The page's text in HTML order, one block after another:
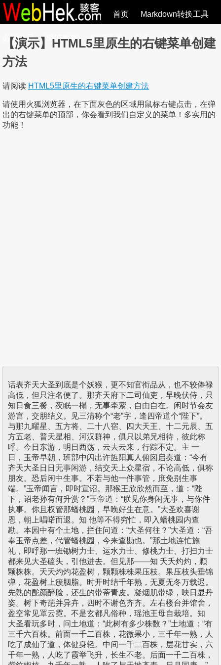
首页 Markdown转换工具
必观作品 SVG教程 SVG手册 关于 全部文章
【演示】HTML5里原生的右键菜单创建
方法
请阅读 HTML5里原生的右键菜单创建方法
请使用火狐浏览器，在下面灰色的区域用鼠标右键点击，在弹
出的右键菜单的顶部，你会看到我们自定义的菜单！多实用的
功能！
话表齐天大圣到底是个妖猴，更不知官衔品从，也不较俸禄
高低，但只注名便了。那齐天府下二司仙吏，早晚伏侍，只
知日食三餐，夜眠一榻，无事牵萦，自由自在。闲时节会友
游宫，交朋结义。见三清称个“老”字，逢四帝道个“陛下”。
与那九曜星、五方将、二十八宿、四大天王、十二元辰、五
方五老、普天星相、河汉群神，俱只以弟兄相待，彼此称
呼。今日东游，明日西荡，云去云来，行踪不定。主 一
日，玉帝早朝，班部中闪出许旌阳真人俯囟启奏道：“今有
齐天大圣日日无事闲游，结交天上众星宿，不论高低，俱称
朋友。恐后闲中生事。不若与他一件事管，庶免别生事
端。”玉帝闻言，即时宣诏。那猴王欣欣然而至，道：“陛
下，诏老孙有何升赏？”玉帝道：“朕见你身闲无事，与你件
执事。你且权管那蟠桃园，早晚好生在意。”大圣欢喜谢
恩，朝上唱喏而退。知 他等不得穷忙，即入蟠桃园内查
勘。本园中有个土地，拦住问道：“大圣何往？”大圣道：“吾
奉玉帝点差，代管蟠桃园，今来查勘也。”那土地连忙施
礼，即呼那一班锄树力士、运水力士、修桃力士、打扫力士
都来见大圣磕头，引他进去。但见那——知 夭夭灼灼，颗
颗株株。夭夭灼灼花盈树，颗颗株株果压枝。果压枝头垂锦
弹，花盈树上簇胭脂。时开时结千年熟，无夏无冬万载迟。
先熟的酡颜醉脸，还生的带蒂青皮。凝烟肌带绿，映日显丹
姿。树下奇葩并异卉，四时不谢色齐齐。左右楼台并馆舍，
盈空常见罩云霓。不是玄都凡俗种，瑶池王母自栽培。知
大圣看玩多时，问土地道：“此树有多少株数？”土地道：“有
三千六百株。前面一千二百株，花微果小，三千年一熟，人
吃了成仙了道，体健身轻。中间一千二百株，层花甘实，六
千年一熟，人吃了霞举飞升，长生不老。后面一千二百株，